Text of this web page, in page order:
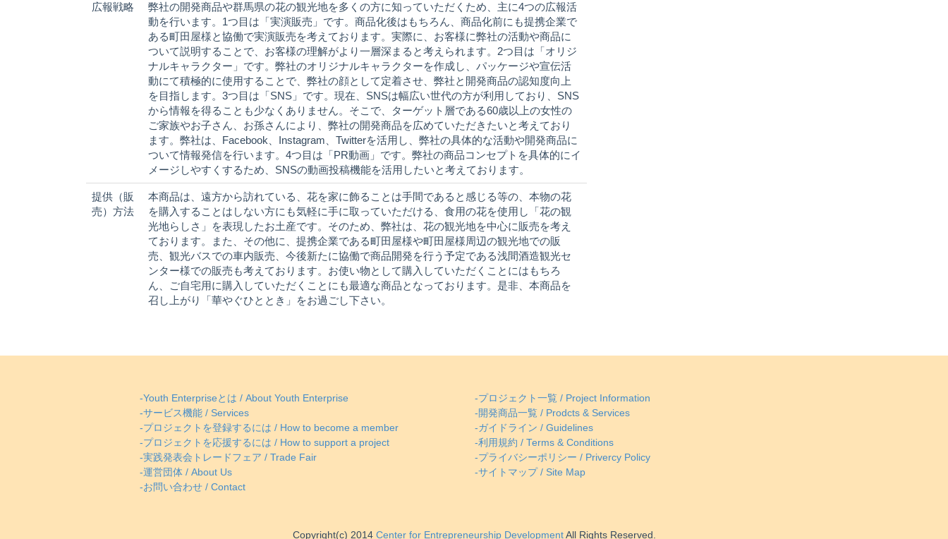
広報戦略
弊社の開発商品や群馬県の花の観光地を多くの方に知っていただくため、主に4つの広報活
動を行います。1つ目は「実演販売」です。商品化後はもちろん、商品化前にも提携企業で
ある町田屋様と協働で実演販売を考えております。実際に、お客様に弊社の活動や商品に
ついて説明することで、お客様の理解がより一層深まると考えられます。2つ目は「オリジ
ナルキャラクター」です。弊社のオリジナルキャラクターを作成し、パッケージや宣伝活
動にて積極的に使用することで、弊社の顔として定着させ、弊社と開発商品の認知度向上
を目指します。3つ目は「SNS」です。現在、SNSは幅広い世代の方が利用しており、SNS
から情報を得ることも少なくありません。そこで、ターゲット層である60歳以上の女性の
ご家族やお子さん、お孫さんにより、弊社の開発商品を広めていただきたいと考えており
ます。弊社は、Facebook、Instagram、Twitterを活用し、弊社の具体的な活動や開発商品に
ついて情報発信を行います。4つ目は「PR動画」です。弊社の商品コンセプトを具体的にイ
メージしやすくするため、SNSの動画投稿機能を活用したいと考えております。
提供（販
売）方法
本商品は、遠方から訪れている、花を家に飾ることは手間であると感じる等の、本物の花
を購入することはしない方にも気軽に手に取っていただける、食用の花を使用し「花の観
光地らしさ」を表現したお土産です。そのため、弊社は、花の観光地を中心に販売を考え
ております。また、その他に、提携企業である町田屋様や町田屋様周辺の観光地での販
売、観光バスでの車内販売、今後新たに協働で商品開発を行う予定である浅間酒造観光セ
ンター様での販売も考えております。お使い物として購入していただくことにはもちろ
ん、ご自宅用に購入していただくことにも最適な商品となっております。是非、本商品を
召し上がり「華やぐひととき」をお過ごし下さい。
-Youth Enterpriseとは / About Youth Enterprise
-プロジェクト一覧 / Project Information
-サービス機能 / Services
-開発商品一覧 / Prodcts & Services
-プロジェクトを登録するには / How to become a member
-ガイドライン / Guidelines
-プロジェクトを応援するには / How to support a project
-利用規約 / Terms & Conditions
-実践発表会トレードフェア / Trade Fair
-プライバシーポリシー / Privercy Policy
-運営団体 / About Us
-サイトマップ / Site Map
-お問い合わせ / Contact
Copyright(c) 2014Center for Entrepreneurship DevelopmentAll Rights Reserved.